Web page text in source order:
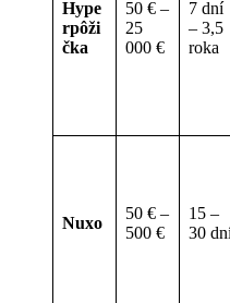
Hype
rpôži
čka
50 € –
25
000 €
7 dní
– 3,5
roka
Nuxo
50 € –
500 €
15 –
30